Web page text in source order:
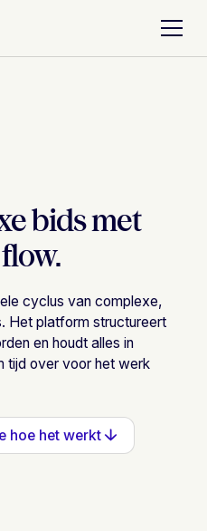
bidsmet
cyclus van complexe,
Het platform structureert
en houdt alles in
tijd over voor het werk
hoe het werkt